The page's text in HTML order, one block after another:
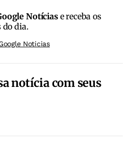
Notíciase receba os
do dia.
Noticias
notícia com seus